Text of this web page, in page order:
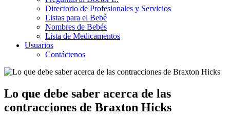
Directorio de Profesionales y Servicios
Listas para el Bebé
Nombres de Bebés
Lista de Medicamentos
Usuarios
Contáctenos
Lo que debe saber acerca de las
contracciones de Braxton Hicks